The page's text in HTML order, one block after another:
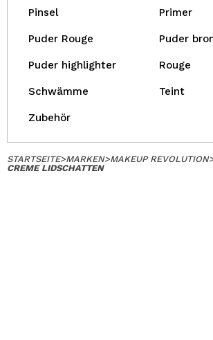
Pinsel Primer
Puder Rouge Puder
Puder highlighter Rouge
Schwämme Teint
Zubehör
STARTSEITE>MARKEN>MAKEUP REVOLUTION
CREME LIDSCHATTEN